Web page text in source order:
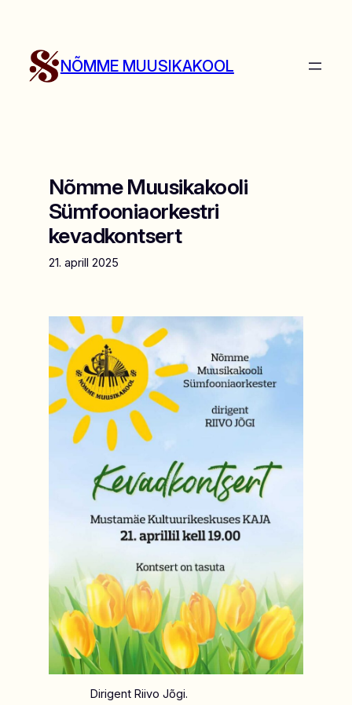
juurde
NÕMME MUUSIKAKOOL
Nõmme Muusikakooli
Sümfooniaorkestri
kevadkontsert
21. aprill 2025
Dirigent Riivo Jõgi.